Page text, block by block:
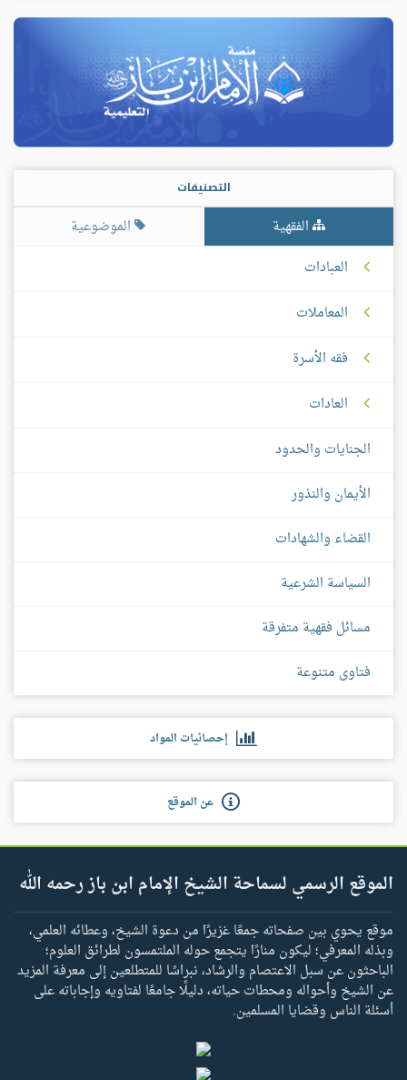
التصنيفات
الفقهية
الموضوعية
العبادات
المعاملات
فقه الأسرة
العادات
الجنايات والحدود
الأيمان والنذور
القضاء والشهادات
السياسة الشرعية
مسائل فقهية متفرقة
فتاوى متنوعة
إحصائيات المواد
عن الموقع
الموقع الرسمي لسماحة الشيخ الإمام ابن باز رحمه الله
موقع يحوي بين صفحاته جمعًا غزيرًا من دعوة الشيخ، وعطائه العلمي،
وبذله المعرفي؛ ليكون منارًا يتجمع حوله الملتمسون لطرائق العلوم؛
الباحثون عن سبل الاعتصام والرشاد، نبراسًا للمتطلعين إلى معرفة المزيد
عن الشيخ وأحواله ومحطات حياته، دليلًا جامعًا لفتاويه وإجاباته على
أسئلة الناس وقضايا المسلمين.